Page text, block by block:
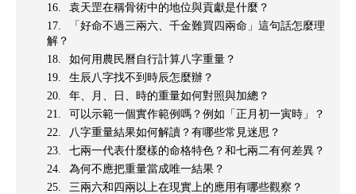
袁天罡在稱骨術中的地位與貢獻是什麼？
「好命不過三兩六、千金難買四兩命」這句話怎麼理
解？
如何用農民曆自行計算八字重量？
生辰八字找不到時辰怎麼辦？
年、月、日、時的重量如何對照與加總？
可以示範一個實作範例嗎？例如「正月初一寅時」？
八字重量結果如何解讀？有哪些常見迷思？
七兩一代表什麼樣的命格特色？和七兩二有何差異？
為何不應把重量當成唯一結果？
三兩六和四兩以上在現實上的應用有哪些觀察？